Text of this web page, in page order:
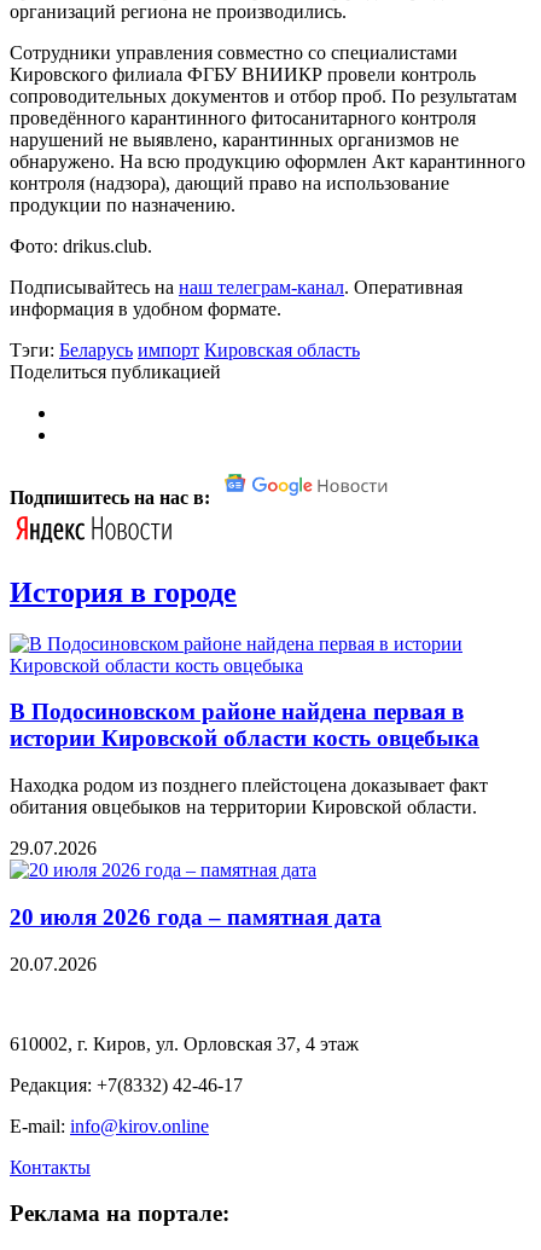
организаций региона не производились.
Сотрудники управления совместно со специалистами
Кировского филиала ФГБУ ВНИИКР провели контроль
сопроводительных документов и отбор проб. По результатам
проведённого карантинного фитосанитарного контроля
нарушений не выявлено, карантинных организмов не
обнаружено. На всю продукцию оформлен Акт карантинного
контроля (надзора), дающий право на использование
продукции по назначению.
Фото: drikus.club.
Подписывайтесь на наш телеграм-канал. Оперативная
информация в удобном формате.
Тэги: Беларусь импорт Кировская область
Поделиться публикацией
Подпишитесь на нас в:
История в городе
В Подосиновском районе найдена первая в
истории Кировской области кость овцебыка
Находка родом из позднего плейстоцена доказывает факт
обитания овцебыков на территории Кировской области.
29.07.2026
20 июля 2026 года – памятная дата
20.07.2026
610002, г. Киров, ул. Орловская 37, 4 этаж
Редакция: +7(8332) 42-46-17
E-mail: info@kirov.online
Контакты
Реклама на портале: